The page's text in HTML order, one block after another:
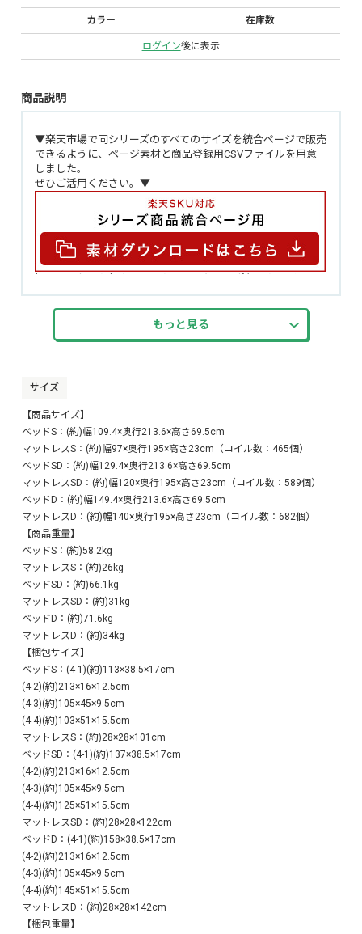
カラー 在庫数
ログイン後に表示
商品説明
▼楽天市場で同シリーズのすべてのサイズを統合ページで販売
できるように、ページ素材と商品登録用CSVファイルを用意
しました。
ぜひご活用ください。▼
ットレスのセット！
ポケットコイルにより、体重を分散させた負担のない自然な
寝姿勢を保つことができます。
端の落ち込みを軽減するエッジハードを採用し、両面仕様に
ッシュにすることで、蒸れずに心地よい眠りを実現！
PVCシートには抗菌・防臭機能搭載で安心安全にお使いいただ
けます。
もっと見る
サイズ
【商品サイズ】
ベッドS：(約)幅109.4×奥行213.6×高さ69.5cm
マットレスS：(約)幅97×奥行195×高さ23cm（コイル数：465個）
ベッドSD：(約)幅129.4×奥行213.6×高さ69.5cm
マットレスSD：(約)幅120×奥行195×高さ23cm（コイル数：589個）
ベッドD：(約)幅149.4×奥行213.6×高さ69.5cm
マットレスD：(約)幅140×奥行195×高さ23cm（コイル数：682個）
【商品重量】
ベッドS：(約)58.2kg
マットレスS：(約)26kg
ベッドSD：(約)66.1kg
マットレスSD：(約)31kg
ベッドD：(約)71.6kg
マットレスD：(約)34kg
【梱包サイズ】
ベッドS：(4-1)(約)113×38.5×17cm
(4-2)(約)213×16×12.5cm
(4-3)(約)105×45×9.5cm
(4-4)(約)103×51×15.5cm
マットレスS：(約)28×28×101cm
ベッドSD：(4-1)(約)137×38.5×17cm
(4-2)(約)213×16×12.5cm
(4-3)(約)105×45×9.5cm
(4-4)(約)125×51×15.5cm
マットレスSD：(約)28×28×122cm
ベッドD：(4-1)(約)158×38.5×17cm
(4-2)(約)213×16×12.5cm
(4-3)(約)105×45×9.5cm
(4-4)(約)145×51×15.5cm
マットレスD：(約)28×28×142cm
【梱包重量】